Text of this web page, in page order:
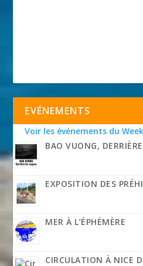
EVÉNEMENTS
Voir les événements du
BAO VUONG,
EXPOSITION DES
MER À L’ÉPHÉMÈRE
CIRCULATION À NICE